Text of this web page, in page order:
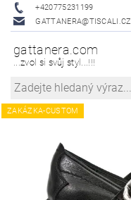
+420775231199
GATTANERA@TISCALI.CZ
gattanera.com
...zvol si svůj styl...!!!
ZAKÁZKA-CUSTOM